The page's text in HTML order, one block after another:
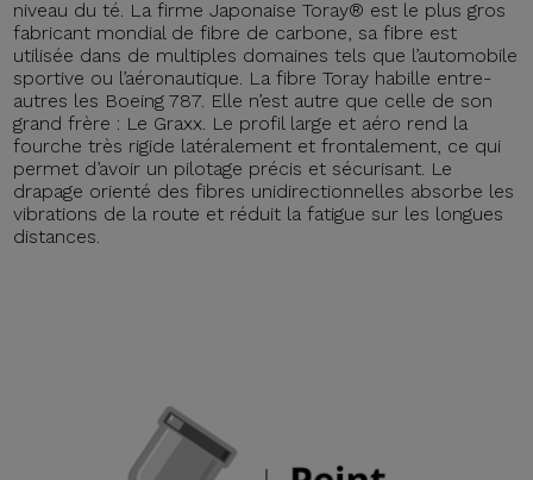
niveau du té. La firme Japonaise Toray® est le plus gros
fabricant mondial de fibre de carbone, sa fibre est
utilisée dans de multiples domaines tels que l’automobile
sportive ou l’aéronautique. La fibre Toray habille entre-
autres les Boeing 787. Elle n’est autre que celle de son
grand frère : Le Graxx. Le profil large et aéro rend la
fourche très rigide latéralement et frontalement, ce qui
permet d’avoir un pilotage précis et sécurisant. Le
drapage orienté des fibres unidirectionnelles absorbe les
vibrations de la route et réduit la fatigue sur les longues
distances.